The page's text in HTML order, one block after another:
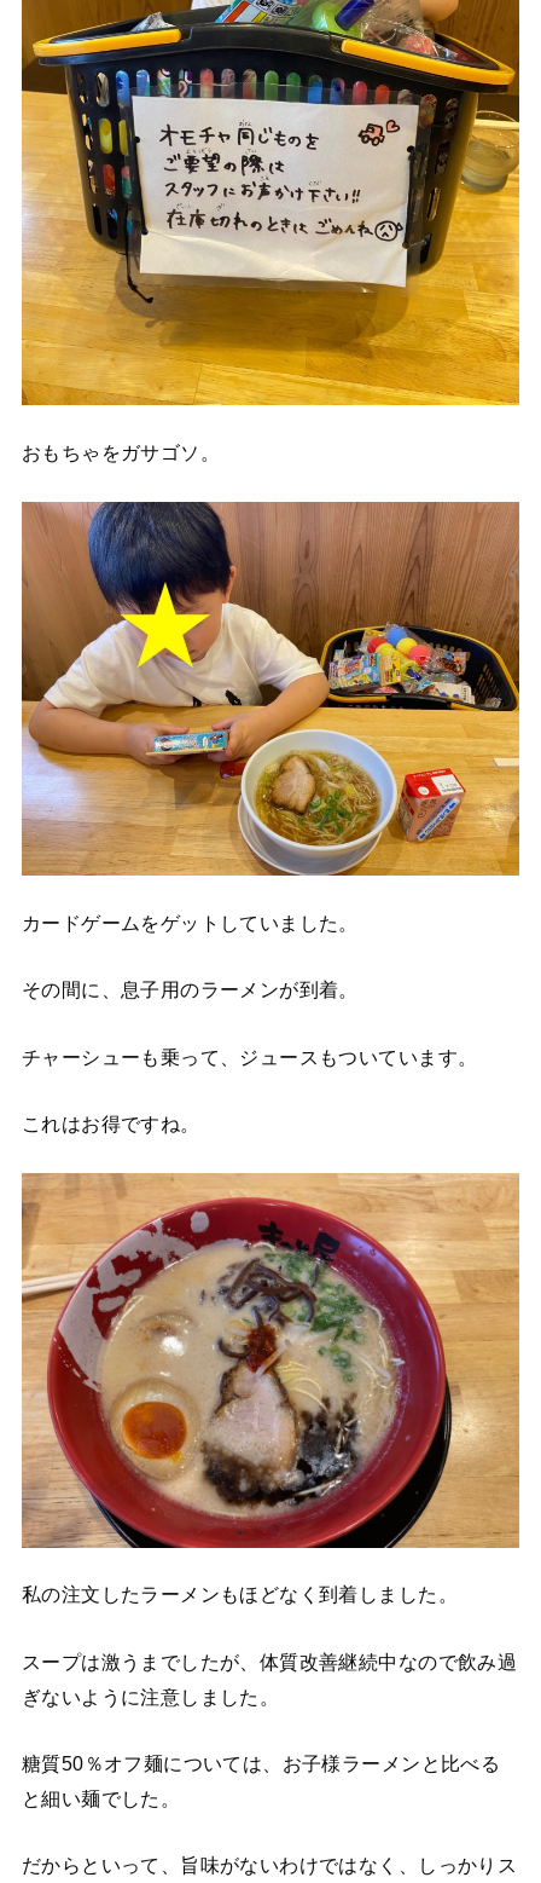
おもちゃをガサゴソ。
カードゲームをゲットしていました。
その間に、息子用のラーメンが到着。
チャーシューも乗って、ジュースもついています。
これはお得ですね。
私の注文したラーメンもほどなく到着しました。
スープは激うまでしたが、体質改善継続中なので飲み過
ぎないように注意しました。
糖質50％オフ麺については、お子様ラーメンと比べる
と細い麺でした。
だからといって、旨味がないわけではなく、しっかりス